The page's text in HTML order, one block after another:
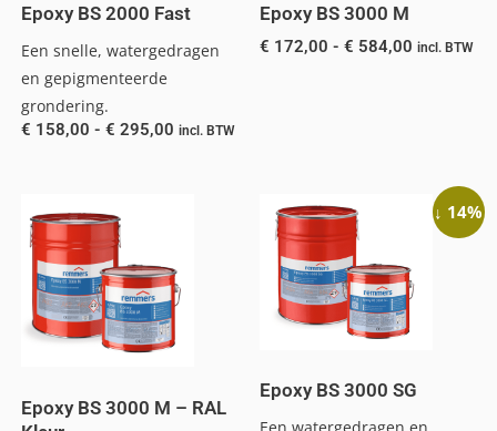
Epoxy BS 2000 Fast
Een snelle, watergedragen
en gepigmenteerde
grondering.
€ 158,00 - € 295,00 incl. BTW
Epoxy BS 3000 M
€ 172,00 - € 584,00 incl. BTW
Epoxy BS 3000 M – RAL
↓ 14%
Epoxy BS 3000 SG